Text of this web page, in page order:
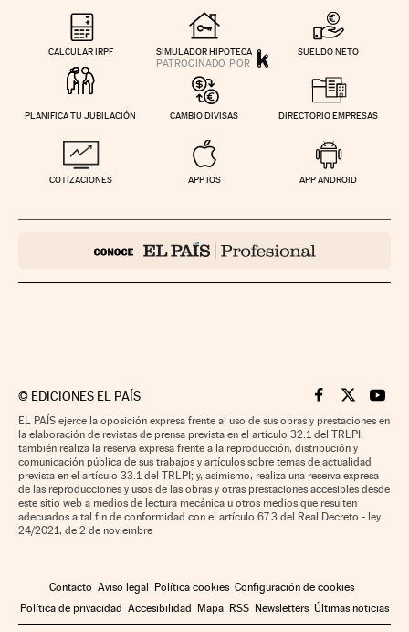
CALCULAR IRPF SIMULADOR HIPOTECA SUELDO NETO
PLANIFICA TU JUBILACIÓN CAMBIO DIVISAS DIRECTORIO EMPRESAS
COTIZACIONES APP IOS APP ANDROID
© EDICIONES EL PAÍS Cinco Días en
Cinco Días
Cinco
EL PAÍS ejerce la oposición expresa frente al uso de sus obras y prestaciones en
la elaboración de revistas de prensa prevista en el artículo 32.1 del TRLPI;
también realiza la reserva expresa frente a la reproducción, distribución y
comunicación pública de sus trabajos y artículos sobre temas de actualidad
prevista en el artículo 33.1 del TRLPI; y, asimismo, realiza una reserva expresa
de las reproducciones y usos de las obras y otras prestaciones accesibles desde
este sitio web a medios de lectura mecánica u otros medios que resulten
adecuados a tal fin de conformidad con el artículo 67.3 del Real Decreto - ley
24/2021, de 2 de noviembre
Contacto Aviso legal Política cookies Configuración de cookies
Política de privacidad Accesibilidad Mapa RSS Newsletters Últimas noticias